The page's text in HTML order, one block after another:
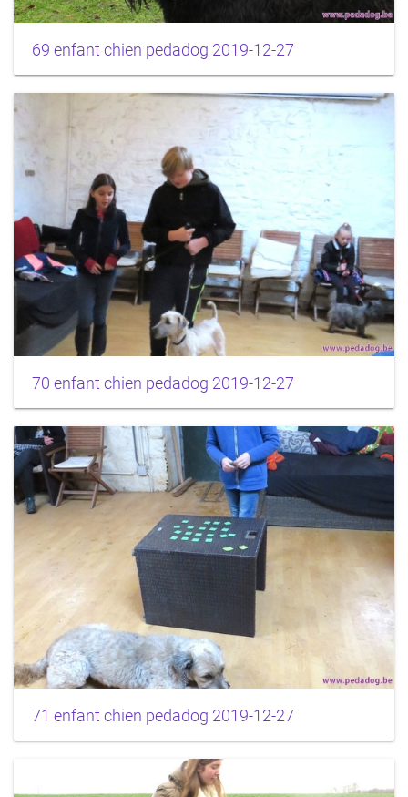
69 enfant chien pedadog 2019-12-27
70 enfant chien pedadog 2019-12-27
71 enfant chien pedadog 2019-12-27